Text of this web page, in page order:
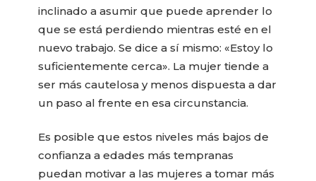
inclinado a asumir que puede aprender lo
que se está perdiendo mientras esté en el
nuevo trabajo. Se dice a sí mismo: «Estoy lo
suficientemente cerca». La mujer tiende a
ser más cautelosa y menos dispuesta a dar
un paso al frente en esa circunstancia.
Es posible que estos niveles más bajos de
confianza a edades más tempranas
puedan motivar a las mujeres a tomar más